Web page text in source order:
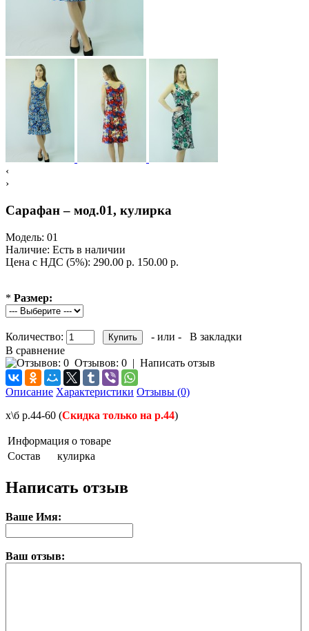
‹
›
Сарафан – мод.01, кулирка
Модель: 01
Наличие: Есть в наличии
Цена с НДС (5%): 290.00 р. 150.00 р.
* Размер:
Количество: - или -
В закладки
В сравнение
Отзывов: 0 | Написать отзыв
Описание Характеристики Отзывы (0)
х\б р.44-60 (Скидка только на р.44)
Информация о товаре
Состав
кулирка
Написать отзыв
Ваше Имя:
Ваш отзыв: